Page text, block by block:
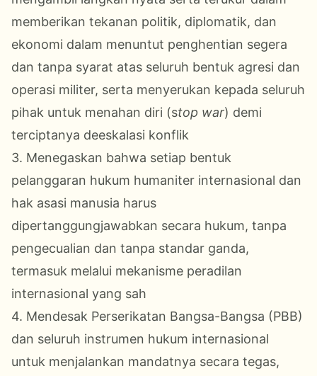
memberikan tekanan politik, diplomatik, dan
ekonomi dalam menuntut penghentian segera
dan tanpa syarat atas seluruh bentuk agresi dan
operasi militer, serta menyerukan kepada seluruh
pihak untuk menahan diri (stop war) demi
terciptanya deeskalasi konflik
3. Menegaskan bahwa setiap bentuk
pelanggaran hukum humaniter internasional dan
hak asasi manusia harus
dipertanggungjawabkan secara hukum, tanpa
pengecualian dan tanpa standar ganda,
termasuk melalui mekanisme peradilan
internasional yang sah
4. Mendesak Perserikatan Bangsa-Bangsa (PBB)
dan seluruh instrumen hukum internasional
untuk menjalankan mandatnya secara tegas,